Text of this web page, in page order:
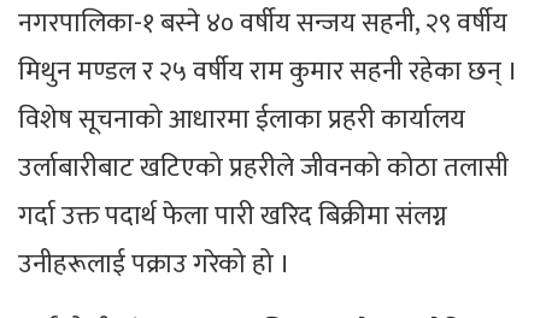
नगरपालिका-१ बस्ने ४० वर्षीय सन्जय सहनी, २९ वर्षीय
मिथुन मण्डल र २५ वर्षीय राम कुमार सहनी रहेका छन् ।
विशेष सूचनाको आधारमा ईलाका प्रहरी कार्यालय
उर्लाबारीबाट खटिएको प्रहरीले जीवनको कोठा तलासी
गर्दा उक्त पदार्थ फेला पारी खरिद बिक्रीमा संलग्न
उनीहरूलाई पक्राउ गरेको हो ।